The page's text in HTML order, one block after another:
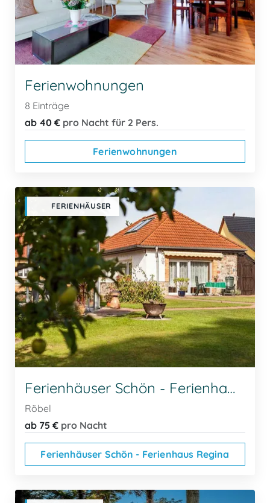
Ferienwohnungen
8 Einträge
ab 40 € pro Nacht für 2 Pers.
Ferienwohnungen
FERIENHÄUSER
Ferienhäuser Schön - Ferienhaus Regina
Röbel
ab 75 € pro Nacht
Ferienhäuser Schön - Ferienhaus Regina